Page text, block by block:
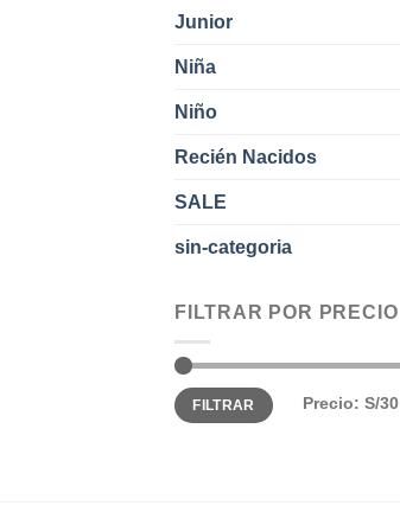
Junior
Niña
Niño
Recién Nacidos
SALE
sin-categoria
FILTRAR POR PRECIO
Precio
mínimo
Precio
máximo
FILTRAR Precio: S/30